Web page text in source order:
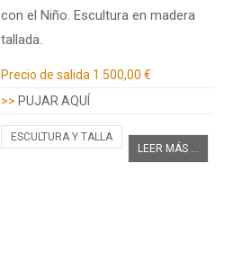
con el Niño. Escultura en madera
tallada.
Precio de salida 1.500,00 €
>> PUJAR AQUÍ
ESCULTURA Y TALLA
LEER MÁS ...